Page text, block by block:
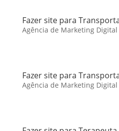
Fazer site para
Agência de Marketing
Fazer site para
Agência de Marketing